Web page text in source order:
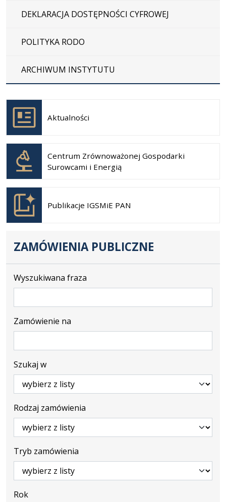
DEKLARACJA DOSTĘPNOŚCI CYFROWEJ
POLITYKA RODO
ARCHIWUM INSTYTUTU
Aktualności
Otwiera
się w
nowej
karcie
Centrum Zrównoważonej Gospodarki
Surowcami i Energią
Otwiera
się w
nowej
karcie
Publikacje IGSMiE PAN
Otwiera
się w
nowej
karcie
ZAMÓWIENIA PUBLICZNE
Wyszukiwana fraza
Zamówienie na
Szukaj w
Rodzaj zamówienia
Tryb zamówienia
Rok